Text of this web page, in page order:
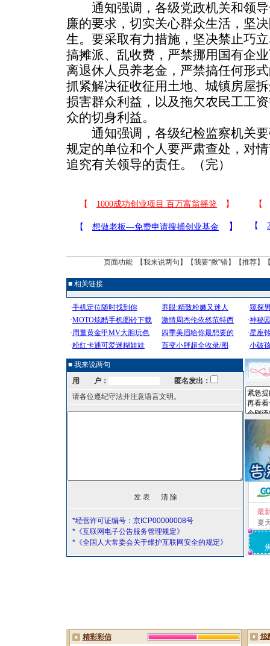
通知强调，各级党政机关和领导
廉的要求，切实关心群众生活，坚
生。要采取有力措施，坚决禁止巧
搞摊派、乱收费，严禁挪用国有企
离退休人员养老金，严禁搞任何形
抓紧解决征收征用土地、城镇房屋
损害群众利益，以及拖欠农民工工
众的切身利益。
通知强调，各级纪检监察机关要
规定的单位和个人要严肃查处，对
追究有关领导的责任。（完）
页面功能 【我来说两句 】【我要“揪”错】【推荐】
■ 相关链接
■ 我来说两句
用 户：
匿名发出：
请各位遵纪守法并注意语言文明。
*经营许可证编号：京ICP00000008号
*《互联网电子公告服务管理规定》
*《全国人大常委会关于维护互联网安全的规定》
最
夏